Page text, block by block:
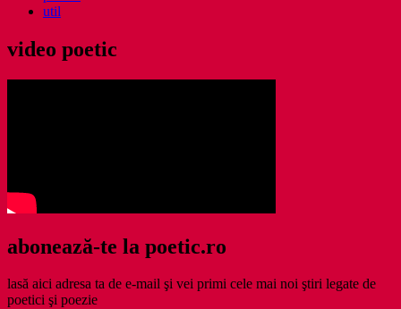
util
video poetic
abonează-te la poetic.ro
lasă aici adresa ta de e-mail şi vei primi cele mai noi ştiri legate de
poetici şi poezie